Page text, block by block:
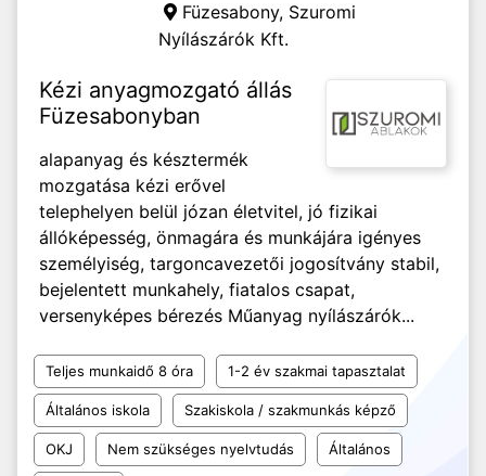
Füzesabony, Szuromi
Nyílászárók Kft.
Kézi anyagmozgató állás
Füzesabonyban
alapanyag és késztermék
mozgatása kézi erővel
telephelyen belül józan életvitel, jó fizikai
állóképesség, önmagára és munkájára igényes
személyiség, targoncavezetői jogosítvány stabil,
bejelentett munkahely, fiatalos csapat,
versenyképes bérezés Műanyag nyílászárók...
Teljes munkaidő 8 óra 1-2 év szakmai tapasztalat
Általános iskola Szakiskola / szakmunkás képző
OKJ Nem szükséges nyelvtudás Általános